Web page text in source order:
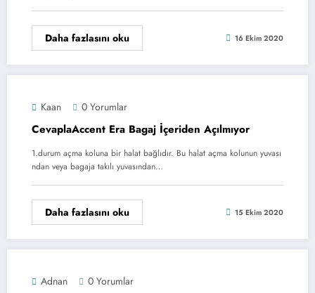
Daha fazlasını oku 16 Ekim 2020
Kaan 0 Yorumlar
CevaplaAccent Era Bagaj İçeriden Açılmıyor
1.durum açma koluna bir halat bağlıdır. Bu halat açma kolunun yuvası
ndan veya bagaja takılı yuvasından…
Daha fazlasını oku 15 Ekim 2020
Adnan 0 Yorumlar